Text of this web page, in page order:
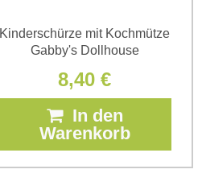
Kinderschürze mit Kochmütze
Gabby's Dollhouse
8,40 €
In den
Warenkorb